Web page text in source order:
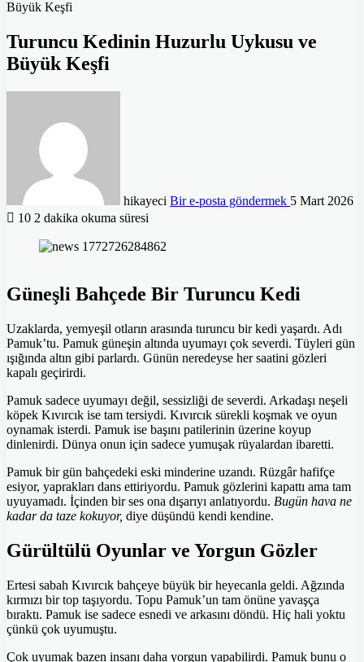
Büyük Keşfi
Turuncu Kedinin Huzurlu Uykusu ve
Büyük Keşfi
hikayeci Bir e-posta göndermek 5 Mart 2026
10 2 dakika okuma süresi
Güneşli Bahçede Bir Turuncu Kedi
Uzaklarda, yemyeşil otların arasında turuncu bir kedi yaşardı. Adı
Pamuk’tu. Pamuk güneşin altında uyumayı çok severdi. Tüyleri gün
ışığında altın gibi parlardı. Günün neredeyse her saatini gözleri
kapalı geçirirdi.
Pamuk sadece uyumayı değil, sessizliği de severdi. Arkadaşı neşeli
köpek Kıvırcık ise tam tersiydi. Kıvırcık sürekli koşmak ve oyun
oynamak isterdi. Pamuk ise başını patilerinin üzerine koyup
dinlenirdi. Dünya onun için sadece yumuşak rüyalardan ibaretti.
Pamuk bir gün bahçedeki eski minderine uzandı. Rüzgâr hafifçe
esiyor, yaprakları dans ettiriyordu. Pamuk gözlerini kapattı ama tam
uyuyamadı. İçinden bir ses ona dışarıyı anlatıyordu. Bugün hava ne
kadar da taze kokuyor, diye düşündü kendi kendine.
Gürültülü Oyunlar ve Yorgun Gözler
Ertesi sabah Kıvırcık bahçeye büyük bir heyecanla geldi. Ağzında
kırmızı bir top taşıyordu. Topu Pamuk’un tam önüne yavaşça
bıraktı. Pamuk ise sadece esnedi ve arkasını döndü. Hiç hali yoktu
çünkü çok uyumuştu.
Çok uyumak bazen insanı daha yorgun yapabilirdi. Pamuk bunu o